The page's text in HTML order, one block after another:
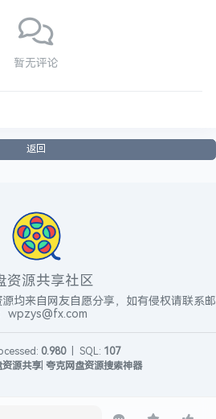
暂无评论
返回
资源共享社区
均来自网友自愿分享，如有侵权请联系邮
wpzys@fx.com
0.980 SQL: 107
资源共享| 夸克网盘资源搜索神器